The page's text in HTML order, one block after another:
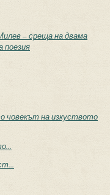
– среща на двама
поезия
човекът на изкуството